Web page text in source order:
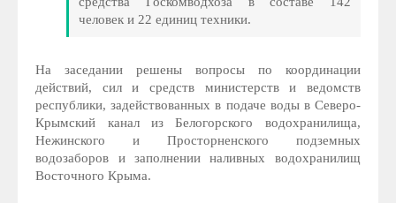
человек и 22 единиц техники.
На заседании решены вопросы по координации
действий, сил и средств министерств и ведомств
республики, задействованных в подаче воды в Северо-
Крымский канал из Белогорского водохранилища,
Нежинского и Просторненского подземных
водозаборов и заполнении наливных водохранилищ
Восточного Крыма.